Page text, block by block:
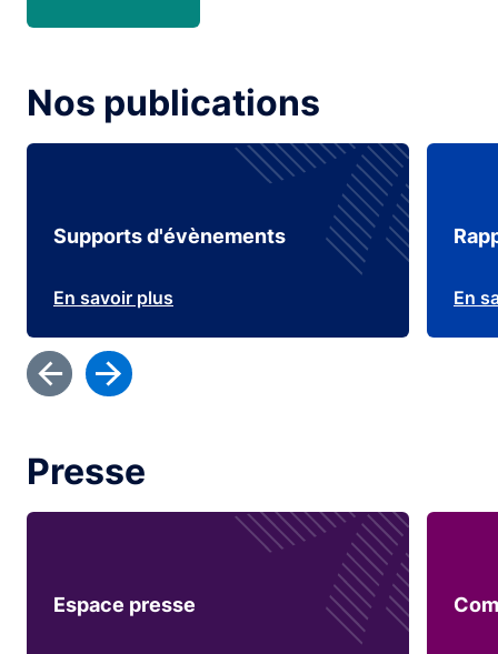
Nos publications
Supports d'évènements
En savoir plus En
Presse
Espace presse